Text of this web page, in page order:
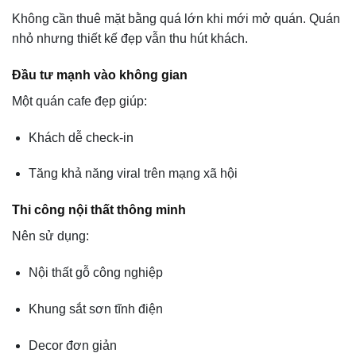
Không cần thuê mặt bằng quá lớn khi mới mở quán. Quán
nhỏ nhưng thiết kế đẹp vẫn thu hút khách.
Đầu tư mạnh vào không gian
Một quán cafe đẹp giúp:
Khách dễ check-in
Tăng khả năng viral trên mạng xã hội
Thi công nội thất thông minh
Nên sử dụng:
Nội thất gỗ công nghiệp
Khung sắt sơn tĩnh điện
Decor đơn giản